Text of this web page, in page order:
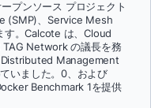
プンソース プロジェクト
(SMP)、Service Mesh
す。Calcote は、Cloud
Network の議長を務
Distributed Management
いました。0、および
Benchmark 1を提供